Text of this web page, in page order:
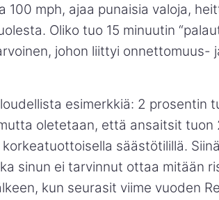
100 mph, ajaa punaisia valoja,
Oliko tuo 15 minuutin
johon liittyi onnettomuus-
esimerkkiä: 2 prosentin
oletetaan, että ansaitsit tuon
säästötilillä.
sinun ei tarvinnut ottaa mitään
kun seurasit viime vuoden